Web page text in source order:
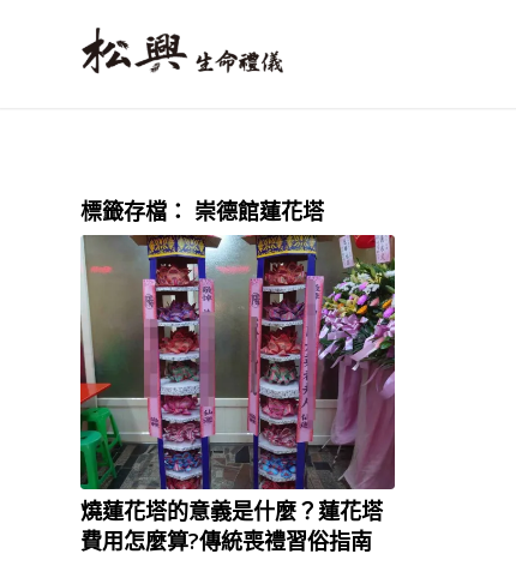
標籤存檔： 崇德館蓮花塔
燒蓮花塔的意義是什麼？蓮花塔
費用怎麼算?傳統喪禮習俗指南